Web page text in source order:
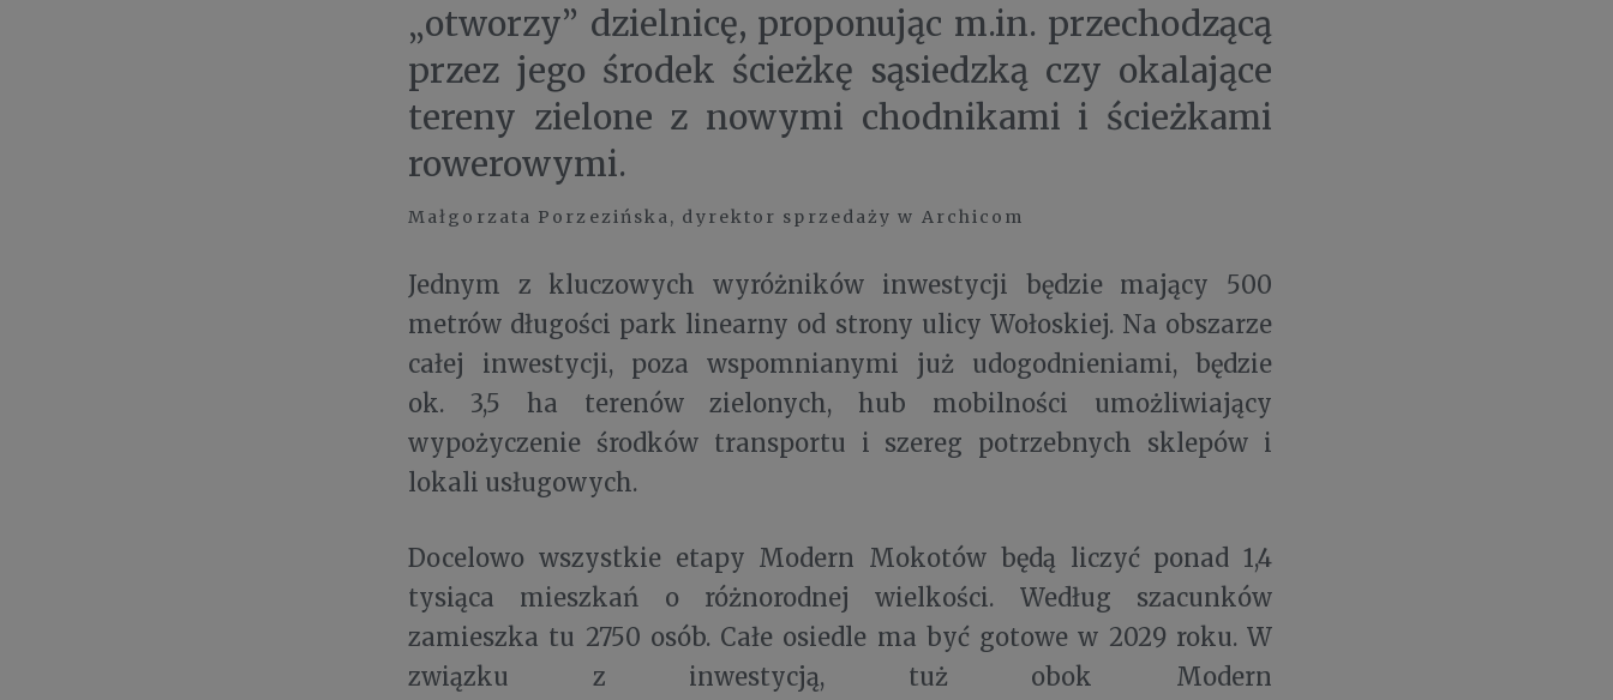
„otworzy” dzielnicę, proponując m.in. przechodzącą
przez jego środek ścieżkę sąsiedzką czy okalające
tereny zielone z nowymi chodnikami i ścieżkami
rowerowymi.
Małgorzata Porzezińska, dyrektor sprzedaży w Archicom
Jednym z kluczowych wyróżników inwestycji będzie mający 500
metrów długości park linearny od strony ulicy Wołoskiej. Na obszarze
całej inwestycji, poza wspomnianymi już udogodnieniami, będzie
ok. 3,5 ha terenów zielonych, hub mobilności umożliwiający
wypożyczenie środków transportu i szereg potrzebnych sklepów i
lokali usługowych.
Docelowo wszystkie etapy Modern Mokotów będą liczyć ponad 1,4
tysiąca mieszkań o różnorodnej wielkości. Według szacunków
zamieszka tu 2750 osób. Całe osiedle ma być gotowe w 2029 roku. W
związku z inwestycją, tuż obok Modern